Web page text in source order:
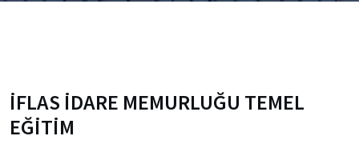
İFLAS İDARE MEMURLUĞU TEMEL
EĞİTİM